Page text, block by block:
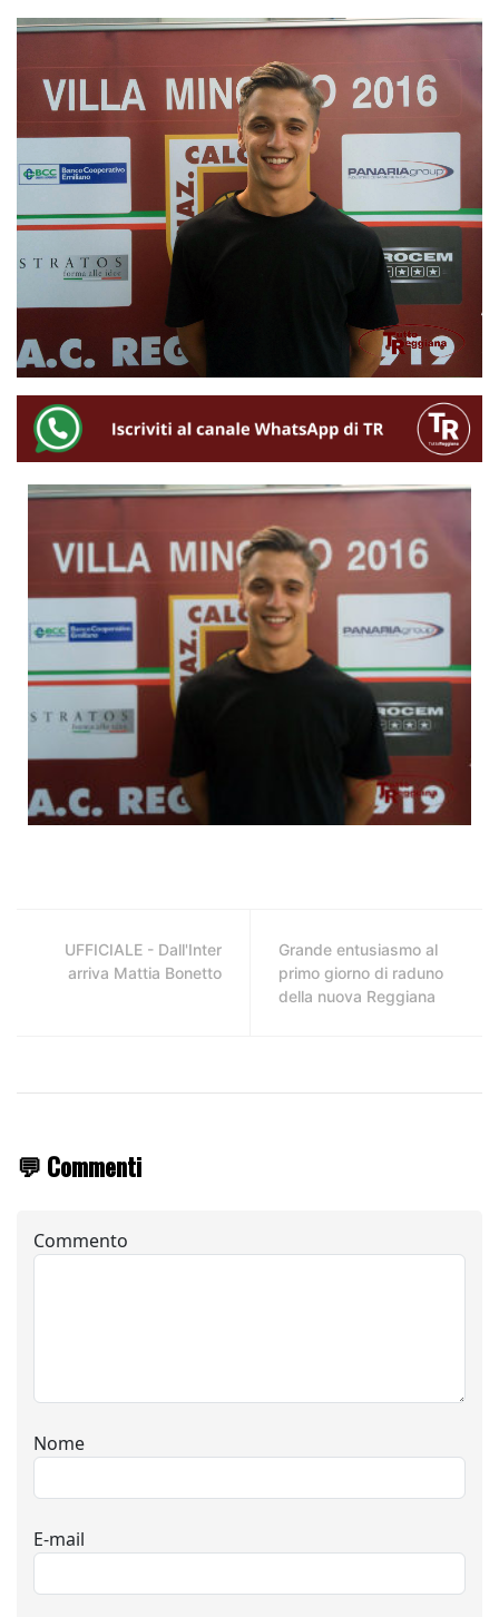
UFFICIALE - Dall'Inter
arriva Mattia Bonetto
Grande entusiasmo al
primo giorno di raduno
della nuova Reggiana
💬 Commenti